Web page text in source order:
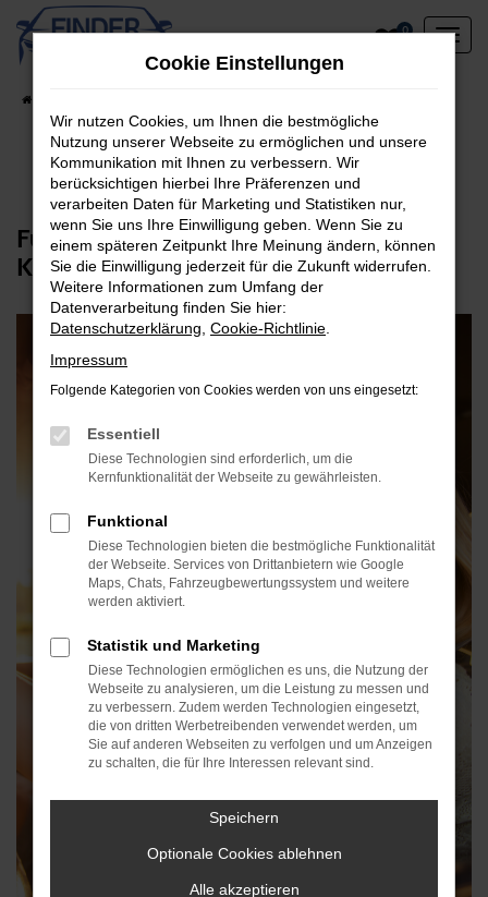
Zum
Hauptinhalt
0
Für Komfort und Sicherheit: Unser
Klimaservice
Cookie Einstellungen
Wir nutzen Cookies, um Ihnen die bestmögliche
Nutzung unserer Webseite zu ermöglichen und unsere
Kommunikation mit Ihnen zu verbessern. Wir
berücksichtigen hierbei Ihre Präferenzen und
verarbeiten Daten für Marketing und Statistiken nur,
wenn Sie uns Ihre Einwilligung geben. Wenn Sie zu
einem späteren Zeitpunkt Ihre Meinung ändern, können
Sie die Einwilligung jederzeit für die Zukunft widerrufen.
Weitere Informationen zum Umfang der
Datenverarbeitung finden Sie hier:
Datenschutzerklärung Cookie-Richtlinie
Impressum
Folgende Kategorien von Cookies werden von uns eingesetzt:
Essentiell
Diese Technologien sind erforderlich, um die
Kernfunktionalität der Webseite zu gewährleisten.
Funktional
Diese Technologien bieten die bestmögliche Funktionalität
der Webseite. Services von Drittanbietern wie Google
Maps, Chats, Fahrzeugbewertungssystem und weitere
werden aktiviert.
Statistik und Marketing
Diese Technologien ermöglichen es uns, die Nutzung der
Webseite zu analysieren, um die Leistung zu messen und
zu verbessern. Zudem werden Technologien eingesetzt,
die von dritten Werbetreibenden verwendet werden, um
Sie auf anderen Webseiten zu verfolgen und um Anzeigen
zu schalten, die für Ihre Interessen relevant sind.
Speichern
Optionale Cookies ablehnen
Alle akzeptieren